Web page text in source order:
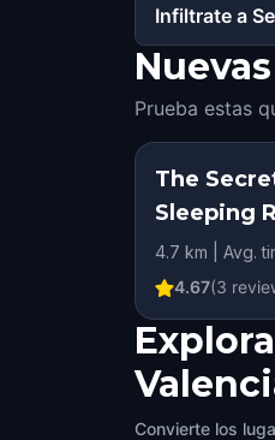
Infiltrate a
Prueba estas
The
Sleeping
adventure
Turia
4.7 km | Avg.
4.67(3
Convierte los